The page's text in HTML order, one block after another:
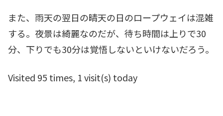
また、雨天の翌日の晴天の日のロープウェイは混雑
する。夜景は綺麗なのだが、待ち時間は上りで30
分、下りでも30分は覚悟しないといけないだろう。
Visited 95 times, 1 visit(s) today